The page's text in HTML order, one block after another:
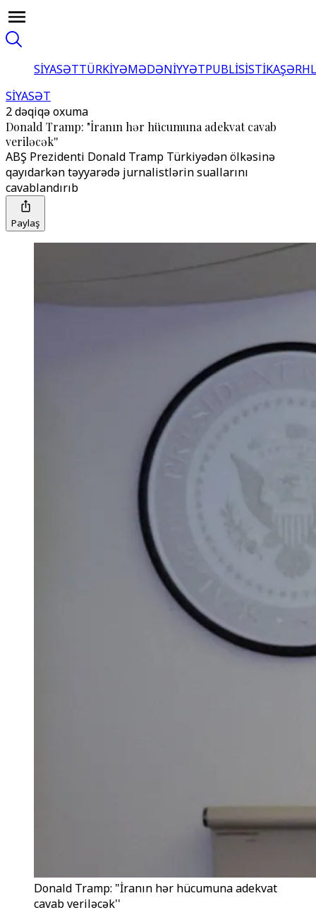
SİYASƏTTÜRKİYƏMƏDƏNİYYƏTPUBLİSİSTİKA
SİYASƏT
2 dəqiqə oxuma
Donald Tramp: "İranın hər hücumuna adekvat cavab
veriləcək''
ABŞ Prezidenti Donald Tramp Türkiyədən ölkəsinə
qayıdarkən təyyarədə jurnalistlərin suallarını
cavablandırıb
Paylaş
Donald Tramp: "İranın hər hücumuna adekvat
cavab veriləcək''